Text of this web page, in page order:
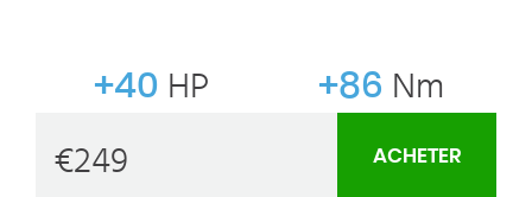
+40 HP +86 Nm
€249 ACHETER